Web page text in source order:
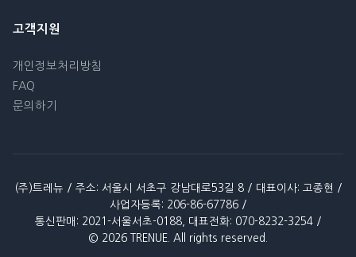
고객지원
개인정보처리방침
FAQ
문의하기
(주)트레뉴 / 주소: 서울시 서초구 강남대로53길 8 / 대표이사: 고종현 /
사업자등록: 206-86-67786 /
통신판매: 2021-서울서초-0188, 대표전화: 070-8232-3254 /
© 2026 TRENUE. All rights reserved.